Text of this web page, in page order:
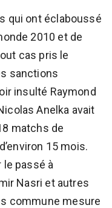
qui ont éclaboussé
2010 et de
cas pris le
sanctions
insulté Raymond
Anelka avait
matchs de
15 mois.
passé à
Nasri et autres
commune mesure